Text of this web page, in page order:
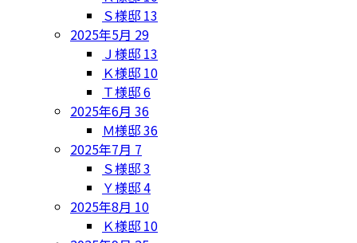
Ｓ様邸 13
2025年5月 29
Ｊ様邸 13
Ｋ様邸 10
Ｔ様邸6
2025年6月 36
Ｍ様邸36
2025年7月 7
Ｓ様邸3
Ｙ様邸4
2025年8月 10
Ｋ様邸 10